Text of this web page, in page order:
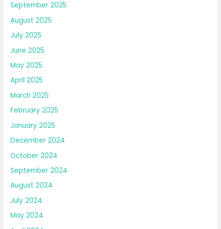
September 2025
August 2025
July 2025
June 2025
May 2025
April 2025
March 2025
February 2025
January 2025
December 2024
October 2024
September 2024
August 2024
July 2024
May 2024